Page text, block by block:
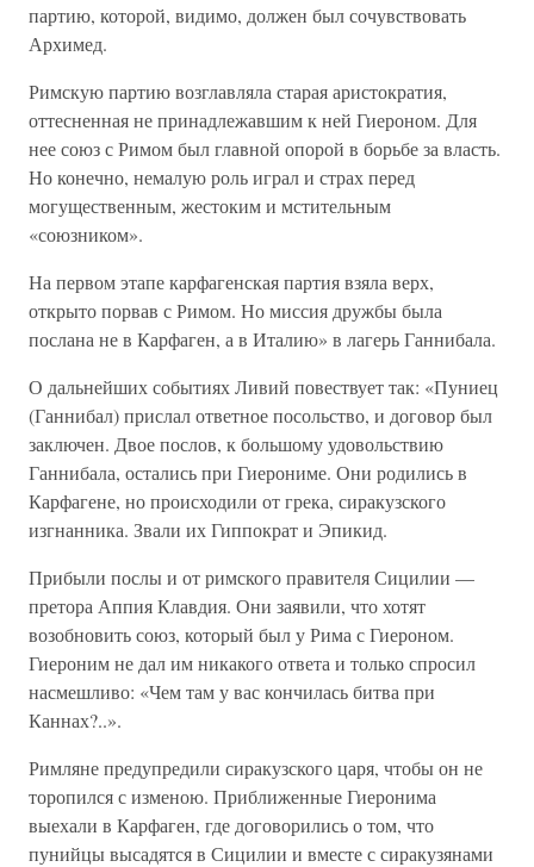
партию, которой, видимо, должен был сочувствовать
Архимед.
Римскую партию возглавляла старая аристократия,
оттесненная не принадлежавшим к ней Гиероном. Для
нее союз с Римом был главной опорой в борьбе за власть.
Но конечно, немалую роль играл и страх перед
могущественным, жестоким и мстительным
«союзником».
На первом этапе карфагенская партия взяла верх,
открыто порвав с Римом. Но миссия дружбы была
послана не в Карфаген, а в Италию» в лагерь Ганнибала.
О дальнейших событиях Ливий повествует так: «Пуниец
(Ганнибал) прислал ответное посольство, и договор был
заключен. Двое послов, к большому удовольствию
Ганнибала, остались при Гиерониме. Они родились в
Карфагене, но происходили от грека, сиракузского
изгнанника. Звали их Гиппократ и Эпикид.
Прибыли послы и от римского правителя Сицилии —
претора Аппия Клавдия. Они заявили, что хотят
возобновить союз, который был у Рима с Гиероном.
Гиероним не дал им никакого ответа и только спросил
насмешливо: «Чем там у вас кончилась битва при
Каннах?..».
Римляне предупредили сиракузского царя, чтобы он не
торопился с изменою. Приближенные Гиеронима
выехали в Карфаген, где договорились о том, что
пунийцы высадятся в Сицилии и вместе с сиракузянами